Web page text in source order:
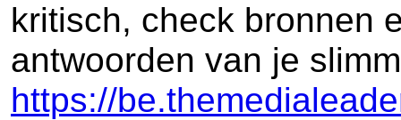
kritisch, check bronnen
antwoorden van je
https://